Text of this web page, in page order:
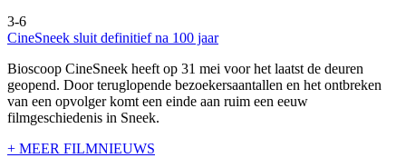
3-6
CineSneek sluit definitief na 100 jaar
Bioscoop CineSneek heeft op 31 mei voor het laatst de deuren
geopend. Door teruglopende bezoekersaantallen en het ontbreken
van een opvolger komt een einde aan ruim een eeuw
filmgeschiedenis in Sneek.
+ MEER FILMNIEUWS